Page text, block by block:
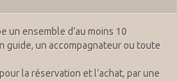
un ensemble d’au moins 10
guide, un accompagnateur ou toute
la réservation et l’achat, par une